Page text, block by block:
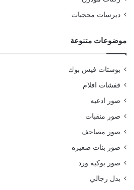
ديرسات محجبات
موضوعات متنوعة
بوستات فيس بوك
قفشات افلام
صور ادعيه
صور منقبات
صور مصاحف
صور بنات صغيره
صور بوكيه ورد
بدل رجالي